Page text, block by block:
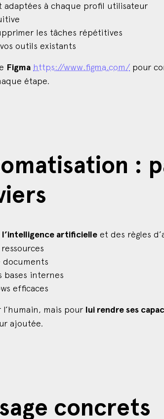
adaptées à chaque profil utilisateur
les tâches répétitives
outils existants
Figma https://www.figma.com/ pour
étape.
:
l’intelligence artificielle et des règles
bases internes
efficaces
l’humain, mais pour lui rendre ses
ajoutée.
concrets